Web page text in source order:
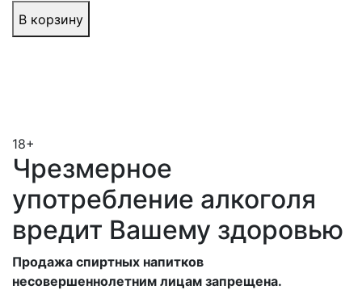
В корзину
18+
Чрезмерное
употребление алкоголя
вредит Вашему здоровью
Продажа спиртных напитков
несовершеннолетним лицам запрещена.